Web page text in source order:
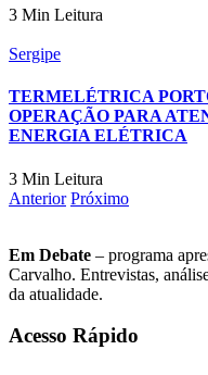
3 Min Leitura
Sergipe
TERMELÉTRICA
OPERAÇÃO PARA
ENERGIA ELÉTRICA
3 Min Leitura
Anterior Próximo
Em Debate – programa
Carvalho. Entrevistas,
da atualidade.
Acesso Rápido